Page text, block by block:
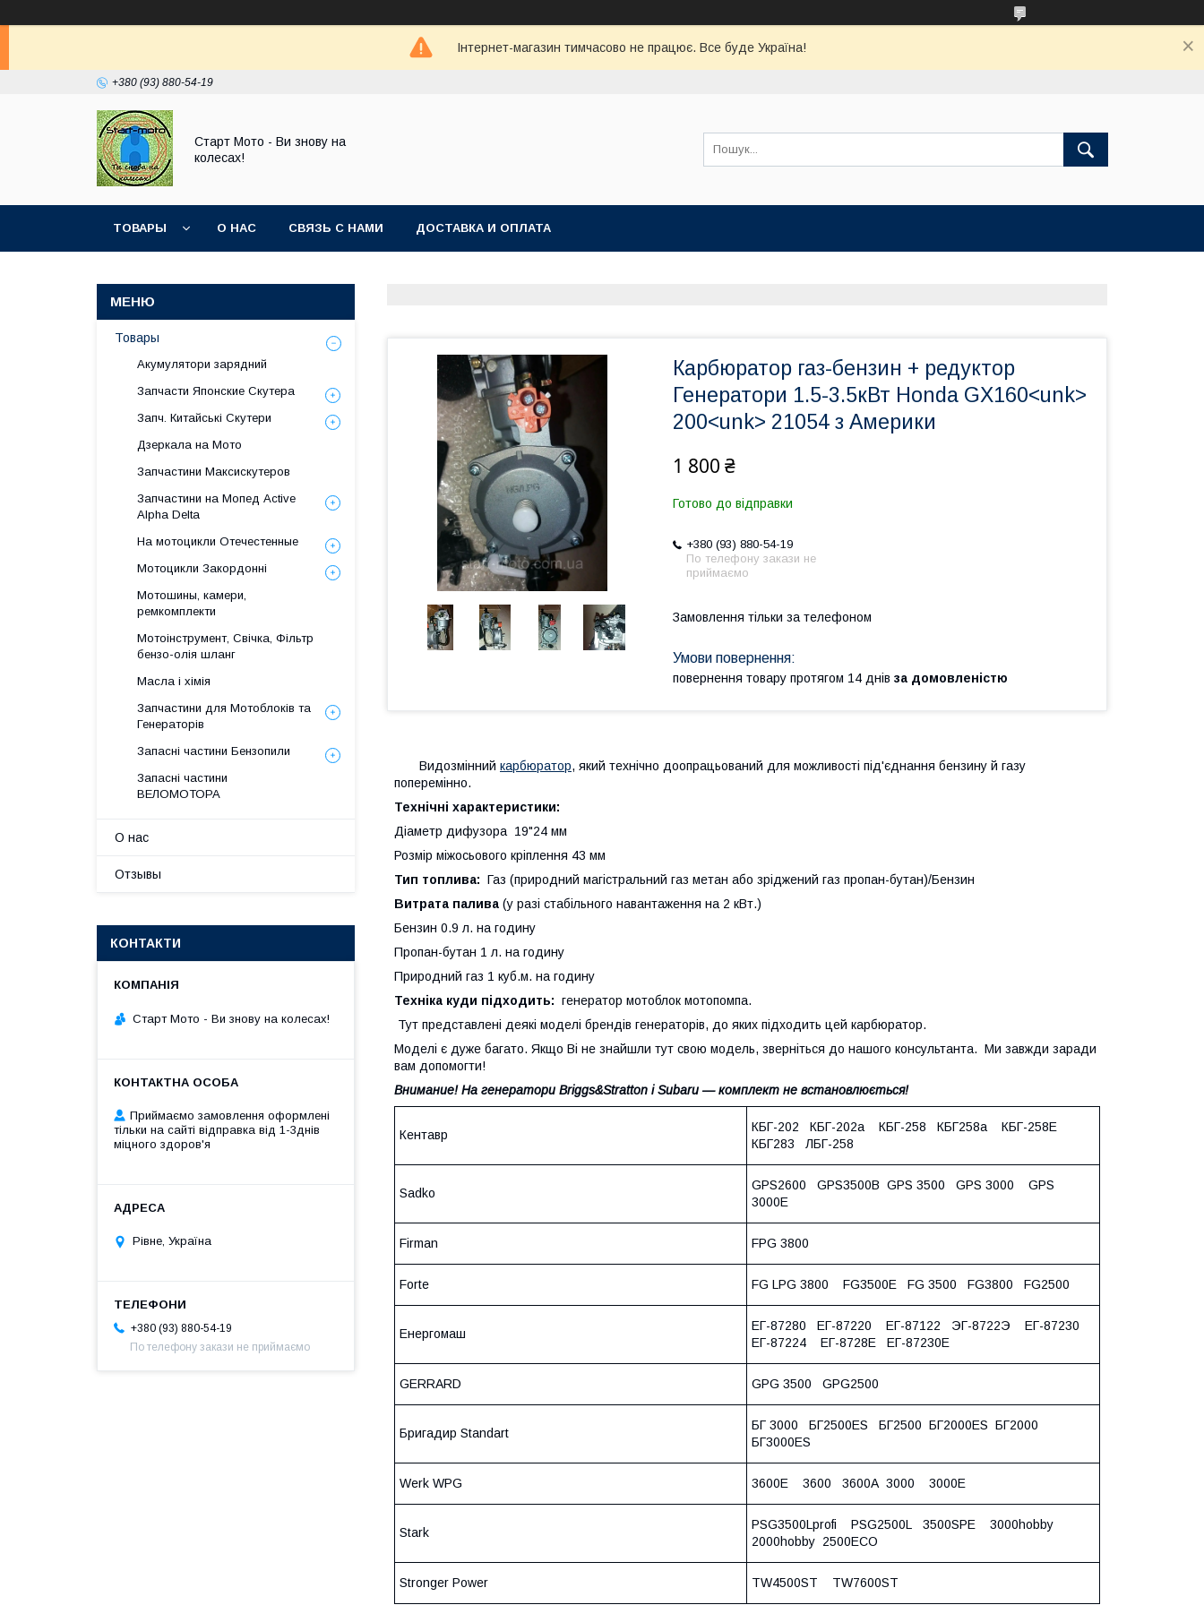
Інтернет-магазин тимчасово не працює. Все буде Україна!
+380 (93) 880-54-19
Старт Мото - Ви знову на
колесах!
ТОВАРЫ О НАС СВЯЗЬ С НАМИ ДОСТАВКА И ОПЛАТА
Карбюратор газ-бензин + редуктор
Генератори 1.5-3.5кВт Honda GX160<unk>
200<unk> 21054 з Америки
1 800 ₴
Готово до відправки
+380 (93) 880-54-19
По телефону закази не
приймаємо
Замовлення тільки за телефоном
повернення товару протягом 14 днів за домовленістю
Видозмінний карбюратор, який технічно доопрацьований для можливості під'єднання бензину й газу
поперемінно.
Технічні характеристики:
Діаметр дифузора 19"24 мм
Розмір міжосьового кріплення 43 мм
Тип топлива: Газ (природний магістральний газ метан або зріджений газ пропан-бутан)/Бензин
Витрата палива (у разі стабільного навантаження на 2 кВт.)
Бензин 0.9 л. на годину
Пропан-бутан 1 л. на годину
Природний газ 1 куб.м. на годину
Техніка куди підходить: генератор мотоблок мотопомпа.
Тут представлені деякі моделі брендів генераторів, до яких підходить цей карбюратор.
Моделі є дуже багато. Якщо Ві не знайшли тут свою модель, зверніться до нашого консультанта. Ми завжди заради
вам допомогти!
Внимание! На генератори Briggs&Stratton і Subaru — комплект не встановлюється!
Кентавр
КБГ-202 КБГ-202а КБГ-258 КБГ258а КБГ-258Е
КБГ283 ЛБГ-258
Sadko
GPS2600 GPS3500B GPS 3500 GPS 3000 GPS
3000E
Firman FPG 3800
Forte FG LPG 3800 FG3500E FG 3500 FG3800 FG2500
Енергомаш
ЕГ-87280 ЕГ-87220 ЕГ-87122 ЭГ-8722Э ЕГ-87230
ЕГ-87224 ЕГ-8728Е ЕГ-87230Е
GERRARD GPG 3500 GPG2500
Бригадир Standart
БГ 3000 БГ2500ES БГ2500 БГ2000ES БГ2000
БГ3000ES
Werk WPG 3600E 3600 3600A 3000 3000E
Stark
PSG3500Lprofi PSG2500L 3500SPE 3000hobby
2000hobby 2500ECO
Stronger Power TW4500ST TW7600ST
Товары
Акумулятори зарядний
Запчасти Японские Скутера
Запч. Китайські Скутери
Дзеркала на Мото
Запчастини Максискутеров
Запчастини на Мопед Active
Alpha Delta
На мотоцикли Отечестенные
Мотоцикли Закордонні
Мотошины, камери,
ремкомплекти
Мотоінструмент, Свічка, Фільтр
бензо-олія шланг
Масла і хімія
Запчастини для Мотоблоків та
Генераторів
Запасні частини Бензопили
Запасні частини
ВЕЛОМОТОРА
О нас
Отзывы
КОНТАКТИ
Старт Мото - Ви знову на колесах!
Приймаємо замовлення оформлені
тільки на сайті відправка від 1-3днів
міцного здоров'я
Рівне, Україна
+380 (93) 880-54-19
По телефону закази не приймаємо